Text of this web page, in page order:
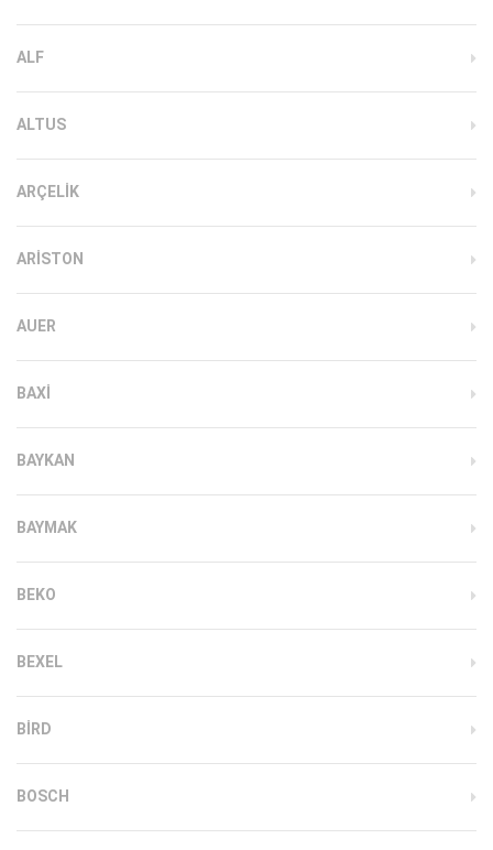
ALF
ALTUS
ARÇELIK
ARISTON
AUER
BAXI
BAYKAN
BAYMAK
BEKO
BEXEL
BIRD
BOSCH